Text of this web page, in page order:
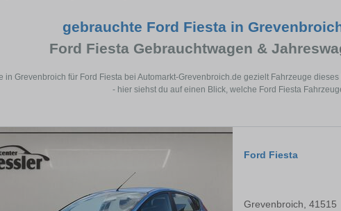
gebrauchte Ford Fiesta in
Ford Fiesta Gebrauchtwagen &
in Grevenbroich für Ford Fiesta bei Automarkt-Grevenbroich.de gezielt Fahrzeuge
- hier siehst du auf einen Blick, welche Ford Fiesta
Ford Fiesta
Grevenbroich, 41515